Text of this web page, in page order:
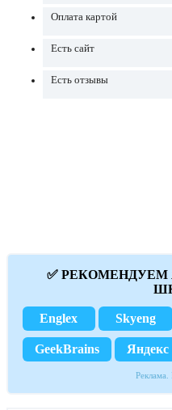
Оплата картой
Есть сайт
Есть отзывы
✅
Englex Skyeng
GeekBrains
Реклама.